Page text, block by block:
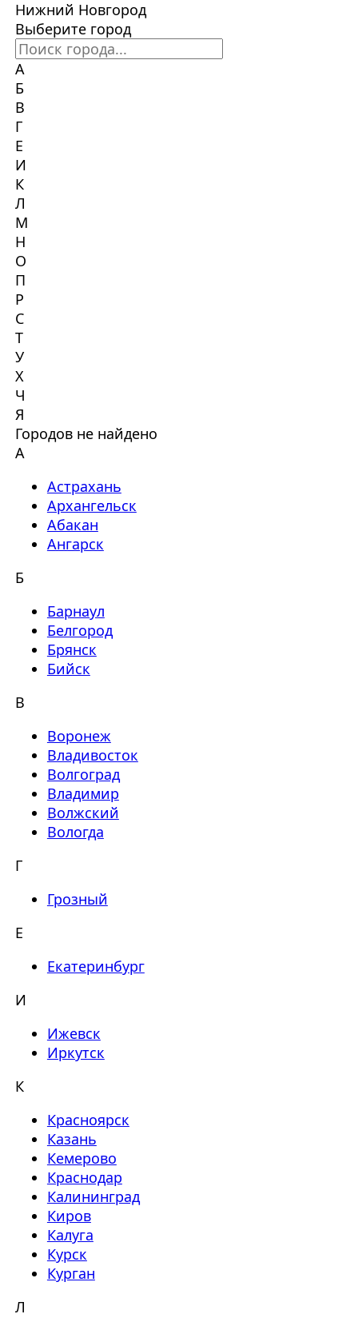
Нижний Новгород
Выберите город
А
Б
В
Г
Е
И
К
Л
М
Н
О
П
Р
С
Т
У
Х
Ч
Я
Городов не найдено
А
Астрахань
Архангельск
Абакан
Ангарск
Б
Барнаул
Белгород
Брянск
Бийск
В
Воронеж
Владивосток
Волгоград
Владимир
Волжский
Вологда
Г
Грозный
Е
Екатеринбург
И
Ижевск
Иркутск
К
Красноярск
Казань
Кемерово
Краснодар
Калининград
Киров
Калуга
Курск
Курган
Л